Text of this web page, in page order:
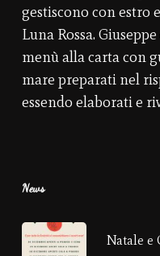
gestiscono con estro
Luna Rossa.
menù alla carta con
mare preparati nel
essendo elaborati e
News
Natale e